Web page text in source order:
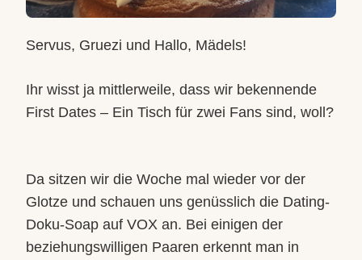
Servus, Gruezi und Hallo, Mädels!
Ihr wisst ja mittlerweile, dass wir bekennende
First Dates – Ein Tisch für zwei Fans sind, woll?
Da sitzen wir die Woche mal wieder vor der
Glotze und schauen uns genüsslich die Dating-
Doku-Soap auf VOX an. Bei einigen der
beziehungswilligen Paaren erkennt man in